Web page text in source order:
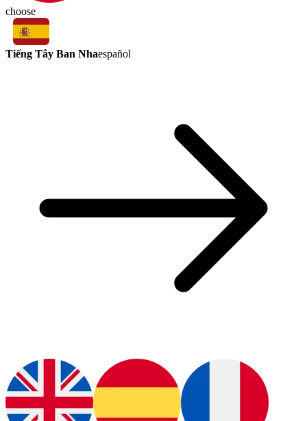
choose
Tiếng Tây Ban Nhaespañol